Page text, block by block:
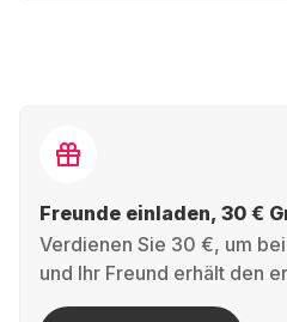
Freunde einladen, 30 €
Verdienen Sie 30 €, um
und Ihr Freund erhält den